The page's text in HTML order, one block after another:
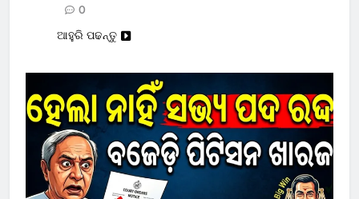
0
ଆହୁରି ପଢନ୍ତୁ